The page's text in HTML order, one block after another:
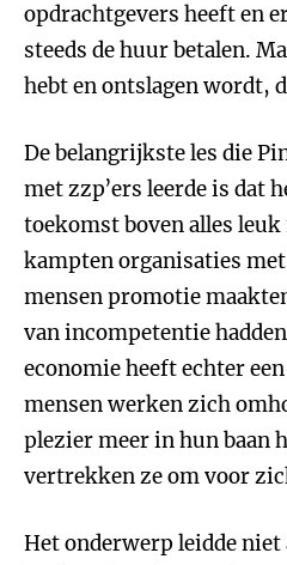
opdrachtgevers heeft en
steeds de huur betalen.
hebt en ontslagen wordt,
De belangrijkste les die
met zzp’ers leerde is dat
toekomst boven alles leuk
kampten organisaties
mensen promotie
van incompetentie
economie heeft echter
mensen werken zich
plezier meer in hun baan
vertrekken ze om voor
Het onderwerp leidde